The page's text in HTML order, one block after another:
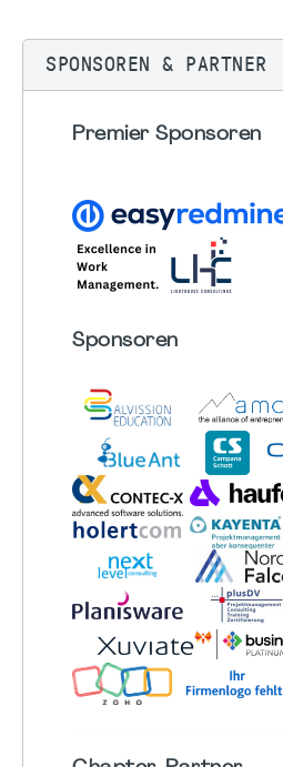
SPONSOREN & PARTNER
Premier Sponsoren
Sponsoren